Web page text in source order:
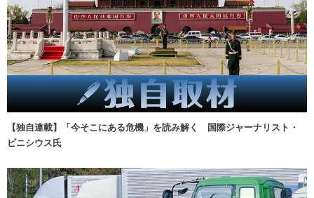
【独自連載】「今そこにある危機」を読み解く 国際ジャーナリスト・
ビニシウス氏